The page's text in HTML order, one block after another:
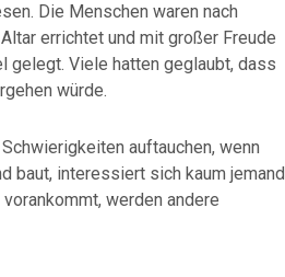
Die Menschen waren nach
errichtet und mit großer Freude
gelegt. Viele hatten geglaubt, dass
würde.
auftauchen, wenn
baut, interessiert sich kaum jemand
werden andere